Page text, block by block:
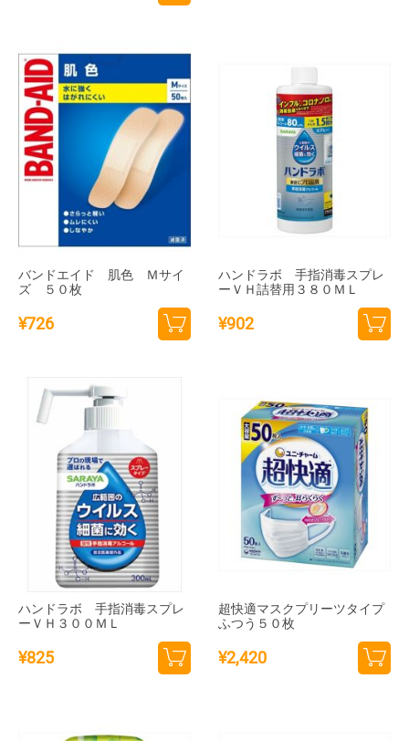
追加
バンドエイド 肌色 Ｍサイ
ズ ５０枚
¥726
ハンドラボ 手指消毒スプレ
ーＶＨ詰替用３８０ＭＬ
¥902
ハンドラボ 手指消毒スプレ
ーＶＨ３００ＭＬ
¥825
超快適マスクプリーツタイプ
ふつう５０枚
¥2,420